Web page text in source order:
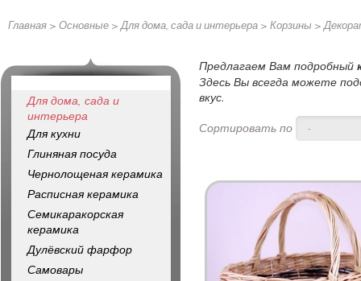
Главная > Основные >Для дома, сада и интерьера > Корзины >
Предлагаем Вам подробный
Здесь Вы всегда можете
вкус.
Сортировать по
-
Для дома, сада и
интерьера
Для кухни
Глиняная посуда
Чернолощеная керамика
Расписная керамика
Семикаракорская
керамика
Дулёвский фарфор
Самовары